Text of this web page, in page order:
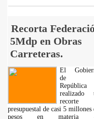
Recorta
5Mdp en Obras
Carreteras.
El
de
República
realizado
recorte
presupuestal de casi 5 millones
pesos en materia